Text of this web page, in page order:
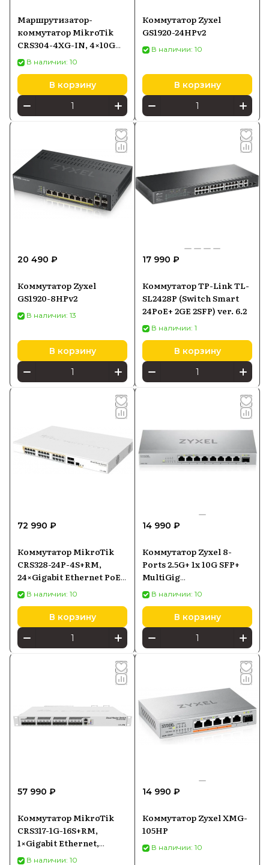
Маршрутизатор-
коммутатор MikroTik
CRS304-4XG-IN, 4×10G
Ethernet, 1×Gigabit
Ethernet, PoE-in
В наличии: 10
В корзину
Коммутатор Zyxel
GS1920-24HPv2
В наличии: 10
В корзину
20 490 ₽
Коммутатор Zyxel
GS1920-8HPv2
В наличии: 13
В корзину
17 990 ₽
Коммутатор TP-Link TL-
SL2428P (Switch Smart
24PoE+ 2GE 2SFP) ver. 6.2
В наличии: 1
В корзину
72 990 ₽
Коммутатор MikroTik
CRS328-24P-4S+RM,
24×Gigabit Ethernet PoE-
out, 4×SFP+
В наличии: 10
В корзину
14 990 ₽
Коммутатор Zyxel 8-
Ports 2.5G+ 1x 10G SFP+
MultiGig
(XMG108ZZ0101F)
В наличии: 10
В корзину
57 990 ₽
Коммутатор MikroTik
CRS317-1G-16S+RM,
1×Gigabit Ethernet,
16×SFP+
В наличии: 10
14 990 ₽
Коммутатор Zyxel XMG-
105HP
В наличии: 10